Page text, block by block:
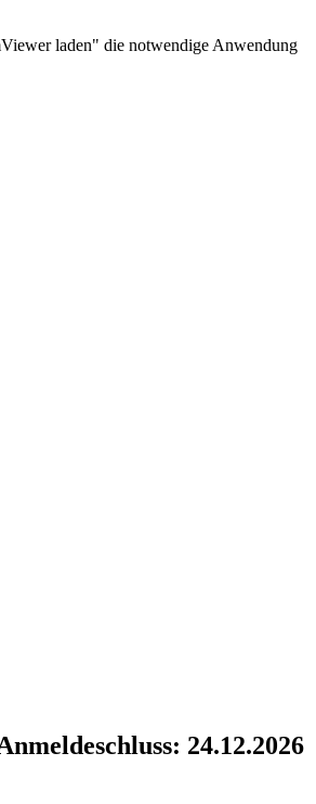
laden" die notwendige Anwendung
24.12.2026